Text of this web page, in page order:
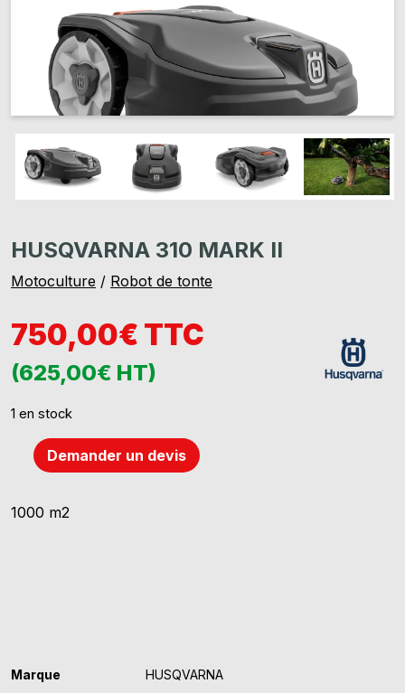
HUSQVARNA 310 MARK II
Motoculture / Robot de tonte
750,00€ TTC
(625,00€ HT)
1 en stock
quantité
HUSQVARNA
Demander un devis
1000 m2
Marque
HUSQVARNA